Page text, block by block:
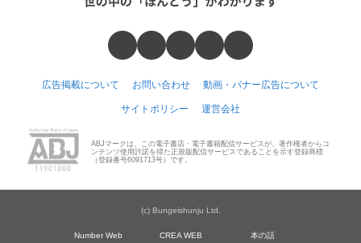
広告掲載について お問い合わせ 動画・バナー広告について
サイトポリシー 運営会社
ABJマークは、この電子書店・電子書籍配信サービスが、著作権者からコ
ンテンツ使用許諾を得た正規版配信サービスであることを示す登録商標
（登録番号6091713号）です。
(c) Bungeishunju Ltd.
Number Web CREA WEB 本の話